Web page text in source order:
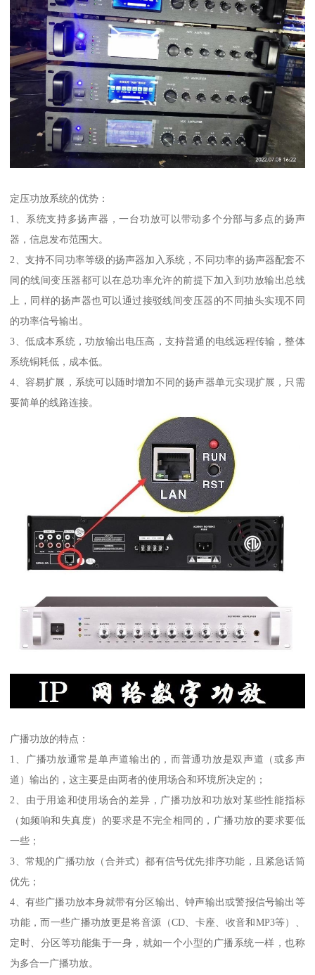
定压功放系统的优势：
1、系统支持多扬声器，一台功放可以带动多个分部与多点的扬声
器，信息发布范围大。
2、支持不同功率等级的扬声器加入系统，不同功率的扬声器配套不
同的线间变压器都可以在总功率允许的前提下加入到功放输出总线
上，同样的扬声器也可以通过接驳线间变压器的不同抽头实现不同
的功率信号输出。
3、低成本系统，功放输出电压高，支持普通的电线远程传输，整体
系统铜耗低，成本低。
4、容易扩展，系统可以随时增加不同的扬声器单元实现扩展，只需
要简单的线路连接。
广播功放的特点：
1、广播功放通常是单声道输出的，而普通功放是双声道（或多声
道）输出的，这主要是由两者的使用场合和环境所决定的；
2、由于用途和使用场合的差异，广播功放和功放对某些性能指标
（如频响和失真度）的要求是不完全相同的，广播功放的要求要低
一些；
3、常规的广播功放（合并式）都有信号优先排序功能，且紧急话筒
优先；
4、有些广播功放本身就带有分区输出、钟声输出或警报信号输出等
功能，而一些广播功放更是将音源（CD、卡座、收音和MP3等）、
定时、分区等功能集于一身，就如一个小型的广播系统一样，也称
为多合一广播功放。